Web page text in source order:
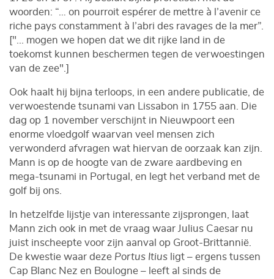
woorden: “… on pourroit espérer de mettre à l’avenir ce
riche pays constamment à l’abri des ravages de la mer”.
["... mogen we hopen dat we dit rijke land in de
toekomst kunnen beschermen tegen de verwoestingen
van de zee".]
Ook haalt hij bijna terloops, in een andere publicatie, de
verwoestende tsunami van Lissabon in 1755 aan. Die
dag op 1 november verschijnt in Nieuwpoort een
enorme vloedgolf waarvan veel mensen zich
verwonderd afvragen wat hiervan de oorzaak kan zijn.
Mann is op de hoogte van de zware aardbeving en
mega-tsunami in Portugal, en legt het verband met de
golf bij ons.
In hetzelfde lijstje van interessante zijsprongen, laat
Mann zich ook in met de vraag waar Julius Caesar nu
juist inscheepte voor zijn aanval op Groot-Brittannië.
De kwestie waar deze Portus Itius ligt – ergens tussen
Cap Blanc Nez en Boulogne – leeft al sinds de